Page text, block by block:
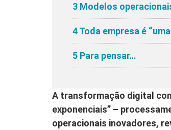
3 Modelos
4Toda empresa é
5 Para pensar…
A transformação digital
exponenciais” –
operacionais inovadores,